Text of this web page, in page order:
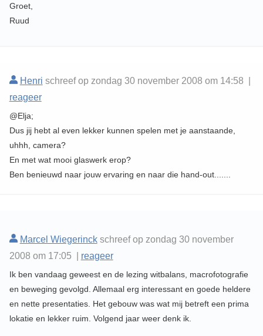
Groet,
Ruud
Henri schreef op zondag 30 november 2008 om 14:58 |
reageer
@Elja;
Dus jij hebt al even lekker kunnen spelen met je aanstaande,
uhhh, camera?
En met wat mooi glaswerk erop?
Ben benieuwd naar jouw ervaring en naar die hand-out.......
Marcel Wiegerinckschreef op zondag 30 november
2008 om 17:05 | reageer
Ik ben vandaag geweest en de lezing witbalans, macrofotografie
en beweging gevolgd. Allemaal erg interessant en goede heldere
en nette presentaties. Het gebouw was wat mij betreft een prima
lokatie en lekker ruim. Volgend jaar weer denk ik.